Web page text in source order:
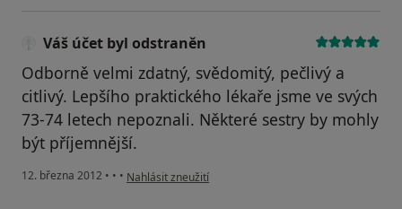
Váš účet byl odstraněn
Odborně velmi zdatný, svědomitý, pečlivý a
citlivý. Lepšího praktického lékaře jsme ve svých
73-74 letech nepoznali. Některé sestry by mohly
být příjemnější.
12. března 2012 • • • podle názoru uživatele Váš účet byl odstraněn
Nahlásit zneužití